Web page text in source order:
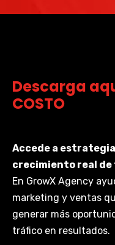
Descarga
COSTO
Accede a
crecimiento real de
En GrowX Agency
marketing y ventas
generar más
tráfico en resultados.